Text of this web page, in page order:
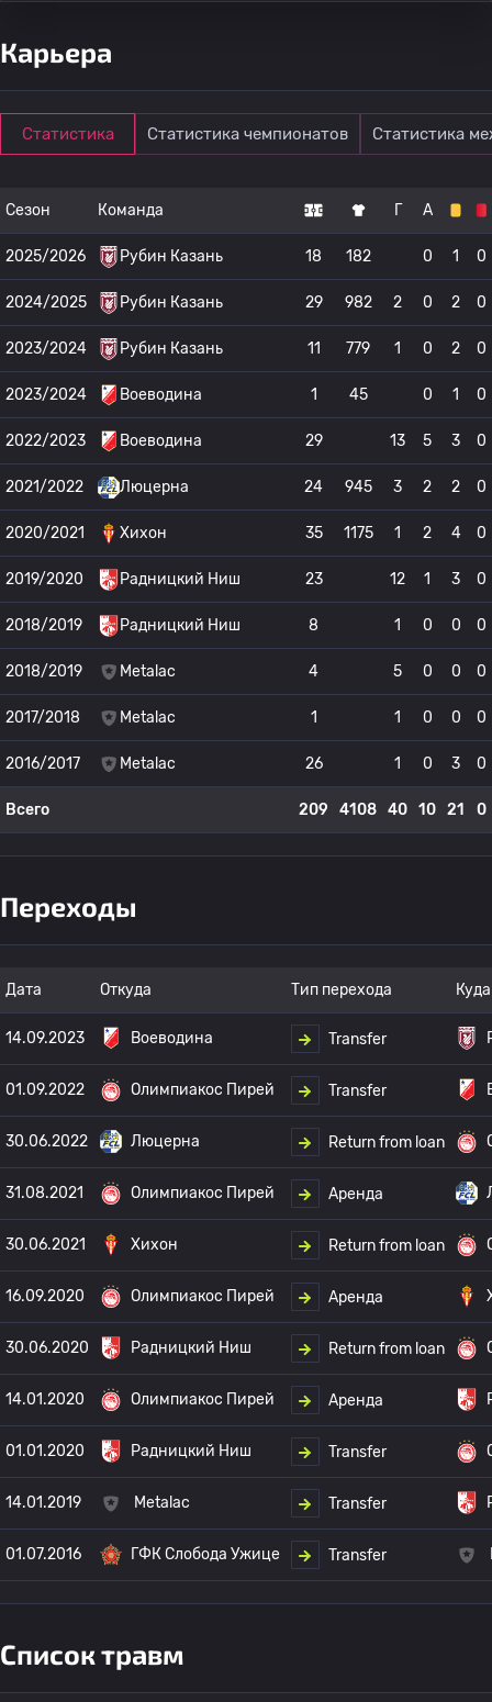
Карьера
Статистика Статистика чемпионатов Статистика
Сезон Команда Г А
2025/2026 Рубин Казань 18 182 0 1 0
2024/2025 Рубин Казань 29 982 2 0 2 0
2023/2024 Рубин Казань 11 779 1 0 2 0
2023/2024 Воеводина 1 45 0 1 0
2022/2023 Воеводина 29 13 5 3 0
2021/2022 Люцерна 24 945 3 2 2 0
2020/2021 Хихон 35 1175 1 2 4 0
2019/2020 Радницкий Ниш 23 12 1 3 0
2018/2019 Радницкий Ниш 8 1 0 0 0
2018/2019 Metalac 4 5 0 0 0
2017/2018 Metalac 1 1 0 0 0
2016/2017 Metalac 26 1 0 3 0
Всего 209 4108 40 10 21 0
Переходы
Дата Откуда Тип перехода Куда
14.09.2023 Воеводина Transfer
01.09.2022 Олимпиакос Пирей Transfer
30.06.2022 Люцерна Return from loan
31.08.2021 Олимпиакос Пирей Аренда
30.06.2021 Хихон Return from loan
16.09.2020 Олимпиакос Пирей Аренда
30.06.2020 Радницкий Ниш Return from loan
14.01.2020 Олимпиакос Пирей Аренда
01.01.2020 Радницкий Ниш Transfer
14.01.2019 Metalac Transfer
01.07.2016 ГФК Слобода Ужице Transfer
Список травм